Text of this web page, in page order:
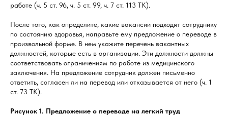
работе (ч. 5 ст. 96, ч. 5 ст. 99, ч. 7 ст. 113 ТК).
После того, как определите, какие вакансии подходят сотруднику
по состоянию здоровья, направьте ему предложение о переводе в
произвольной форме. В нем укажите перечень вакантных
должностей, которые есть в организации. Эти должности должны
соответствовать ограничениям по работе из медицинского
заключения. На предложение сотрудник должен письменно
ответить, согласен ли на перевод или отказывается от него (ч. 1
ст. 73 ТК).
Рисунок 1. Предложение о переводе на легкий труд